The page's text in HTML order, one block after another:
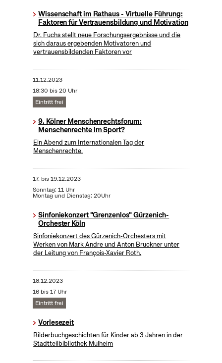
Wissenschaft im Rathaus - Virtuelle Führung:
Faktoren für Vertrauensbildung und Motivation
Dr. Fuchs stellt neue Forschungsergebnisse und die
sich daraus ergebenden Motivatoren und
vertrauensbildenden Faktoren vor
11.12.2023
18:30 bis 20 Uhr
Eintritt frei
9. Kölner Menschenrechtsforum:
Menschenrechte im Sport?
Ein Abend zum Internationalen Tag der
Menschenrechte.
17. bis19.12.2023
Sonntag: 11 Uhr
Montag und Dienstag: 20Uhr
Sinfoniekonzert "Grenzenlos" Gürzenich-
Orchester Köln
Sinfoniekonzert des Gürzenich-Orchesters mit
Werken von Mark Andre und Anton Bruckner unter
der Leitung von François-Xavier Roth.
18.12.2023
16 bis 17 Uhr
Eintritt frei
Vorlesezeit
Bilderbuchgeschichten für Kinder ab 3 Jahren in der
Stadtteilbibliothek Mülheim